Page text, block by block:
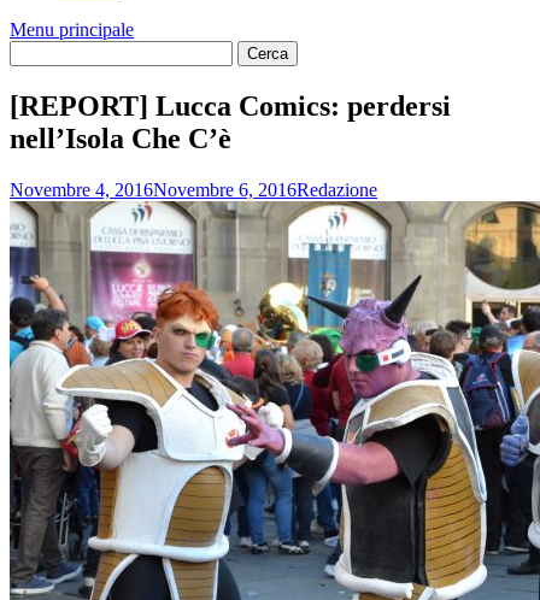
Menu principale
[REPORT] Lucca Comics: perdersi
nell’Isola Che C’è
Novembre 4, 2016Novembre 6, 2016Redazione